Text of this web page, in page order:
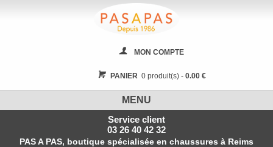
MON COMPTE
PANIER0 produit(s) - 0.00 €
MENU
Service client
03 26 40 42 32
PAS A PAS, boutique spécialisée en chaussures à Reims